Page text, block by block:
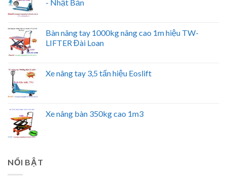
- Nhật Bản
Bàn nâng tay 1000kg nâng cao 1m hiệu TW-
LIFTER Đài Loan
Xe nâng tay 3,5 tấn hiệu Eoslift
Xe nâng bàn 350kg cao 1m3
NỔI BẬT